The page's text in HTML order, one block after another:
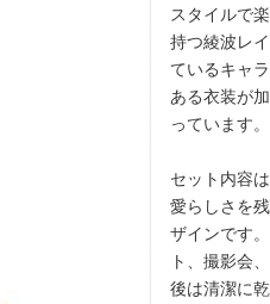
スタイルで
持つ綾波レ
ているキャ
ある衣装が
っています。
セット内容
愛らしさを
ザインです
ト、撮影会
後は清潔に